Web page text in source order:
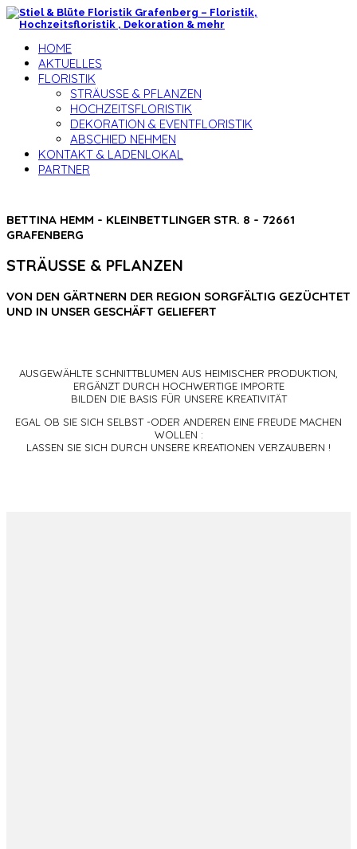
HOME
AKTUELLES
FLORISTIK
STRÄUSSE & PFLANZEN
HOCHZEITSFLORISTIK
DEKORATION & EVENTFLORISTIK
ABSCHIED NEHMEN
KONTAKT & LADENLOKAL
PARTNER
BETTINA HEMM - KLEINBETTLINGER STR. 8 - 72661
GRAFENBERG
STRÄUSSE & PFLANZEN
VON DEN GÄRTNERN DER REGION SORGFÄLTIG GEZÜCHTET
UND IN UNSER GESCHÄFT GELIEFERT
AUSGEWÄHLTE SCHNITTBLUMEN AUS HEIMISCHER PRODUKTION,
ERGÄNZT DURCH HOCHWERTIGE IMPORTE
BILDEN DIE BASIS FÜR UNSERE KREATIVITÄT
EGAL OB SIE SICH SELBST -ODER ANDEREN EINE FREUDE MACHEN
WOLLEN :
LASSEN SIE SICH DURCH UNSERE KREATIONEN VERZAUBERN !